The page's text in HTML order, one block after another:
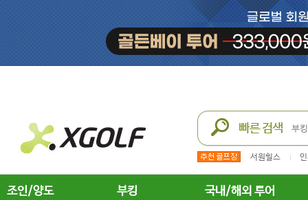
서원힐스
조인/양도 부킹 국내/해외 투어